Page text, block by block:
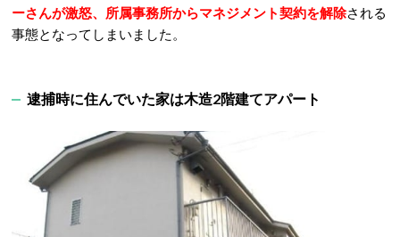
ーさんが激怒、所属事務所からマネジメント契約を解除される
事態となってしまいました。
逮捕時に住んでいた家は木造2階建てアパート